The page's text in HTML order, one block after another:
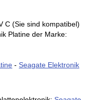
C (Sie sind kompatibel)
Platine der Marke:
-Seagate Elektronik